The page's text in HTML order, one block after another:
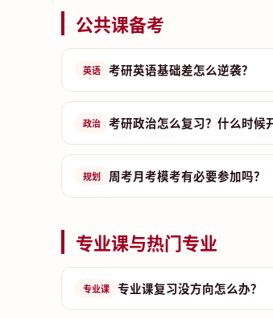
公共课备考
英语 考研英语基础差怎么逆袭？
政治 考研政治怎么复习？什么时候
规划 周考月考模考有必要参加吗？
专业课与热门专业
专业课 专业课复习没方向怎么办？